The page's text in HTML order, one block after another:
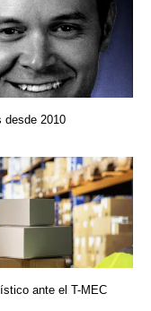
desde 2010
ante el T-MEC